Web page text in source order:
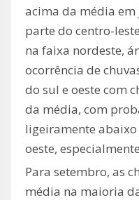
acima da média em
parte do centro-
na faixa nordeste,
ocorrência de
do sul e oeste com
da média, com
ligeiramente
oeste,
Para setembro, as
média na maioria